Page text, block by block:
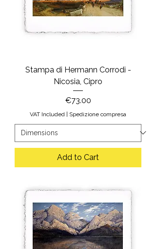
Stampa di Hermann Corrodi -
Nicosia, Cipro
Price
€73.00
VAT Included | Spedizione compresa
Add to Cart